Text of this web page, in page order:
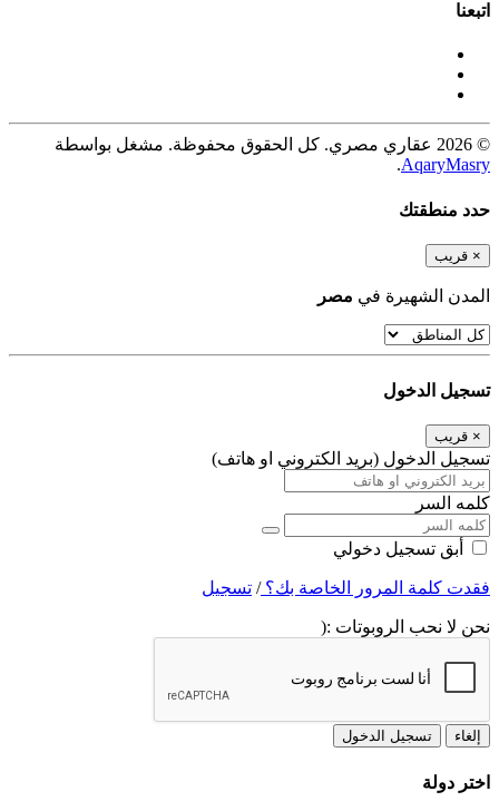
اتبعنا
© 2026 عقاري مصري. كل الحقوق محفوظة. مشغل بواسطة
AqaryMasry
.
حدد منطقتك
× قريب
المدن الشهيرة في مصر
تسجيل الدخول
× قريب
تسجيل الدخول (بريد الكتروني او هاتف)
كلمه السر
أبق تسجيل دخولي
فقدت كلمة المرور الخاصة بك؟/ تسجيل
نحن لا نحب الروبوتات :(
إلغاء تسجيل الدخول
اختر دولة